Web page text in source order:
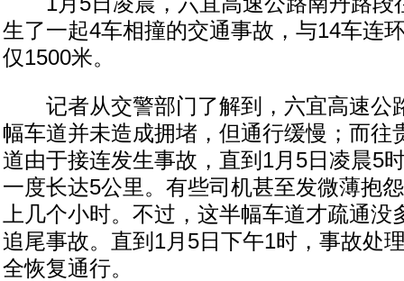
生了一起4车相撞的交通事故，与14车连
仅1500米。
记者从交警部门了解到，六宜高速公
幅车道并未造成拥堵，但通行缓慢；而往
道由于接连发生事故，直到1月5日凌晨5
一度长达5公里。有些司机甚至发微薄抱
上几个小时。不过，这半幅车道才疏通没
追尾事故。直到1月5日下午1时，事故处
全恢复通行。